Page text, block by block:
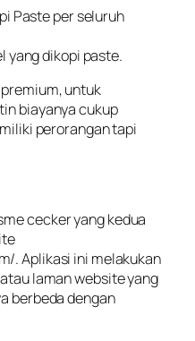
Paste per seluruh
yang dikopi paste.
untuk
biayanya cukup
perorangan tapi
cecker yang kedua
. Aplikasi ini melakukan
laman website yang
berbeda dengan